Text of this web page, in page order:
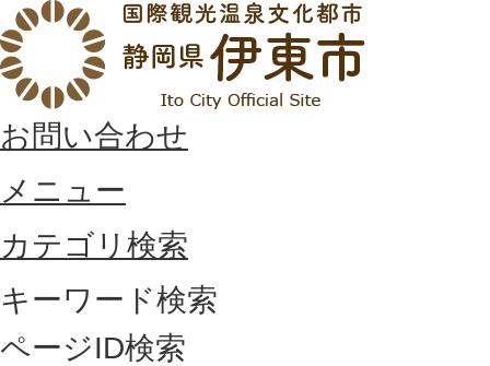
お問い合わせ
メニュー
カテゴリ検索
キーワード検索
ページID検索